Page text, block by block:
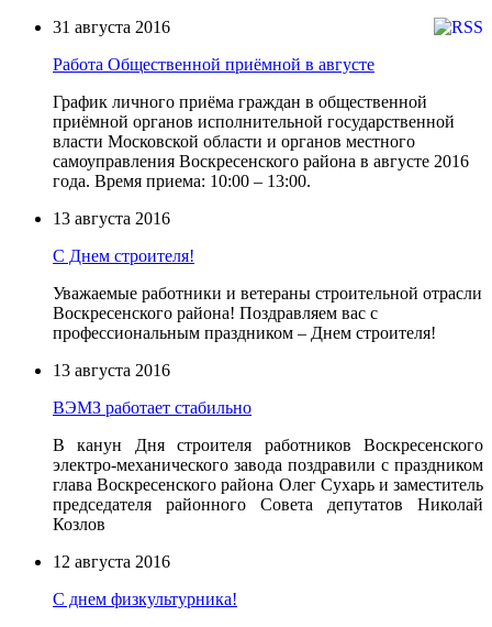
31 августа 2016
Работа Общественной приёмной в августе
График личного приёма граждан в общественной
приёмной органов исполнительной государственной
власти Московской области и органов местного
самоуправления Воскресенского района в августе 2016
года. Время приема: 10:00 – 13:00.
13 августа 2016
С Днем строителя!
Уважаемые работники и ветераны строительной отрасли
Воскресенского района! Поздравляем вас с
профессиональным праздником – Днем строителя!
13 августа 2016
ВЭМЗ работает стабильно
В канун Дня строителя работников Воскресенского
электро-механического завода поздравили с праздником
глава Воскресенского района Олег Сухарь и заместитель
председателя районного Совета депутатов Николай
Козлов
12 августа 2016
С днем физкультурника!